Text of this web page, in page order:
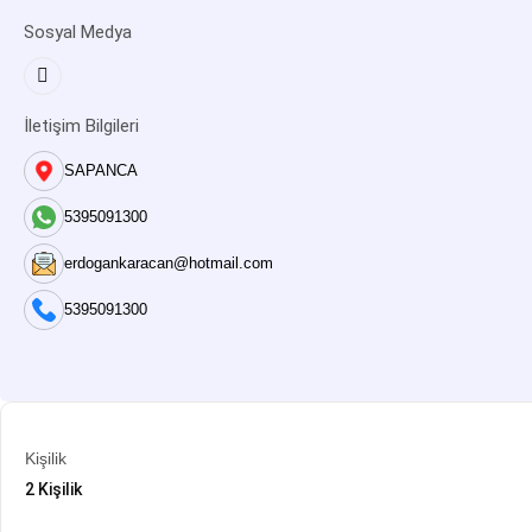
Sosyal Medya
İletişim Bilgileri
SAPANCA
5395091300
erdogankaracan@hotmail.com
5395091300
Kişilik
2 Kişilik